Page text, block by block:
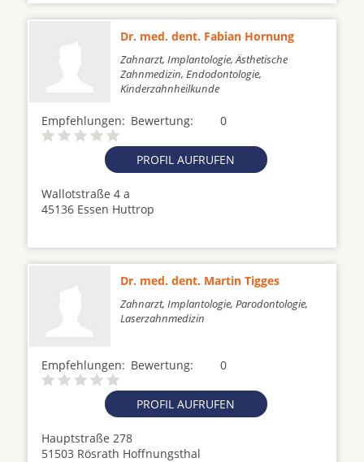
Dr. med. dent. Fabian Hornung
Zahnarzt, Implantologie, Ästhetische
Zahnmedizin, Endodontologie,
Kinderzahnheilkunde
Empfehlungen: 0
Bewertung:
PROFIL AUFRUFEN
Wallotstraße 4 a
45136 Essen Huttrop
Dr. med. dent. Martin Tigges
Zahnarzt, Implantologie, Parodontologie,
Laserzahnmedizin
Empfehlungen: 0
Bewertung:
PROFIL AUFRUFEN
Hauptstraße 278
51503 Rösrath Hoffnungsthal